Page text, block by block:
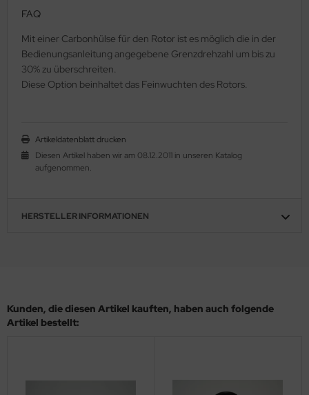
FAQ
Mit einer Carbonhülse für den Rotor ist es möglich die in der
Bedienungsanleitung angegebene Grenzdrehzahl um bis zu
30% zu überschreiten.
Diese Option beinhaltet das Feinwuchten des Rotors.
Artikeldatenblatt drucken
Diesen Artikel haben wir am 08.12.2011 in unseren Katalog
aufgenommen.
HERSTELLER INFORMATIONEN
Kunden, die diesen Artikel kauften, haben auch folgende
Artikel bestellt: